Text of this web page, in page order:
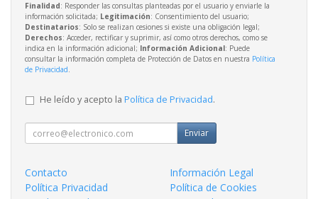
Finalidad: Responder las consultas planteadas por el usuario y enviarle la
información solicitada; Legitimación: Consentimiento del usuario;
Destinatarios: Solo se realizan cesiones si existe una obligación legal;
Derechos: Acceder, rectificar y suprimir, así como otros derechos, como se
indica en la información adicional; Información Adicional: Puede
consultar la información completa de Protección de Datos en nuestra Política
de Privacidad.
He leído y acepto la Política de Privacidad.
Enviar
Contacto
Información Legal
Política Privacidad
Política de Cookies